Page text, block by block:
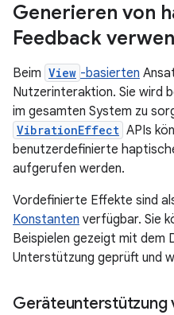
Generieren von
Feedback
Beim View -basierten
Nutzerinteraktion. Sie wird
im gesamten System zu
VibrationEffect APIs
benutzerdefinierte
aufgerufen werden.
Vordefinierte Effekte sind
Konstanten verfügbar. Sie
Beispielen gezeigt mit dem
Unterstützung geprüft und
Geräteunterstützung